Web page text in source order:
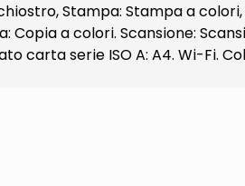
Stampa: Stampa a
a colori. Scansione:
carta serie ISO A: A4. Wi-Fi.